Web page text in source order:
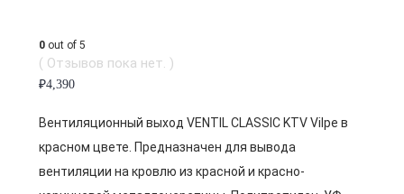
0 out of 5
( Отзывов пока нет. )
₽4,390
Вентиляционный выход VENTIL CLASSIC KTV Vilpe в
красном цвете. Предназначен для вывода
вентиляции на кровлю из красной и красно-